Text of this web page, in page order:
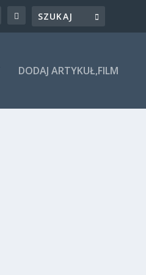
DODAJ ARTYKUŁ,FILM